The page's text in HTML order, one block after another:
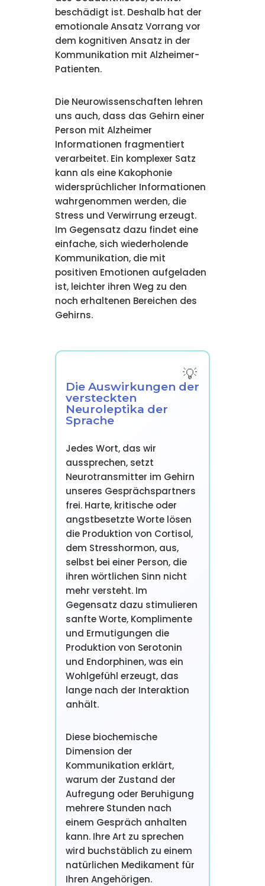
beschädigt ist. Deshalb hat der
emotionale Ansatz Vorrang vor
dem kognitiven Ansatz in der
Kommunikation mit Alzheimer-
Patienten.
Die Neurowissenschaften lehren
uns auch, dass das Gehirn einer
Person mit Alzheimer
Informationen fragmentiert
verarbeitet. Ein komplexer Satz
kann als eine Kakophonie
widersprüchlicher Informationen
wahrgenommen werden, die
Stress und Verwirrung erzeugt.
Im Gegensatz dazu findet eine
einfache, sich wiederholende
Kommunikation, die mit
positiven Emotionen aufgeladen
ist, leichter ihren Weg zu den
noch erhaltenen Bereichen des
Gehirns.
Die Auswirkungen der
versteckten
Neuroleptika der
Sprache
Jedes Wort, das wir
aussprechen, setzt
Neurotransmitter im Gehirn
unseres Gesprächspartners
frei. Harte, kritische oder
angstbesetzte Worte lösen
die Produktion von Cortisol,
dem Stresshormon, aus,
selbst bei einer Person, die
ihren wörtlichen Sinn nicht
mehr versteht. Im
Gegensatz dazu stimulieren
sanfte Worte, Komplimente
und Ermutigungen die
Produktion von Serotonin
und Endorphinen, was ein
Wohlgefühl erzeugt, das
lange nach der Interaktion
anhält.
Diese biochemische
Dimension der
Kommunikation erklärt,
warum der Zustand der
Aufregung oder Beruhigung
mehrere Stunden nach
einem Gespräch anhalten
kann. Ihre Art zu sprechen
wird buchstäblich zu einem
natürlichen Medikament für
Ihren Angehörigen.